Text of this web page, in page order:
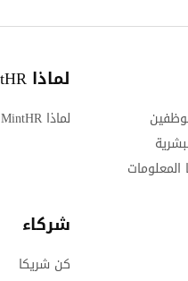
لماذا MintHR
لماذا MintHR
شركاء
كن شريكا